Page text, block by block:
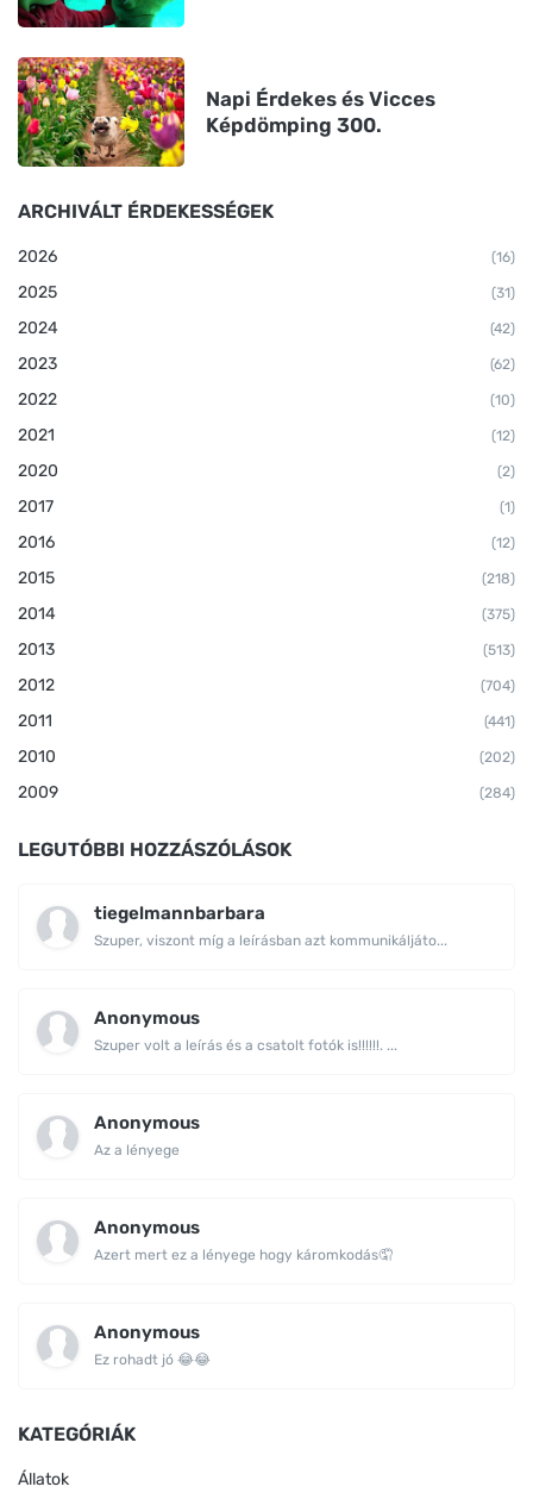
Napi Érdekes és Vicces
Képdömping 300.
ARCHIVÁLT ÉRDEKESSÉGEK
2026 (16)
2025 (31)
2024 (42)
2023 (62)
2022 (10)
2021 (12)
2020 (2)
2017 (1)
2016 (12)
2015 (218)
2014 (375)
2013 (513)
2012 (704)
2011 (441)
2010 (202)
2009 (284)
LEGUTÓBBI HOZZÁSZÓLÁSOK
tiegelmannbarbara
Szuper, viszont míg a leírásban azt kommunikáljáto...
Anonymous
Szuper volt a leírás és a csatolt fotók is!!!!!!. ...
Anonymous
Az a lényege
Anonymous
Azert mert ez a lényege hogy káromkodás🤦
Anonymous
Ez rohadt jó 😂😂
KATEGÓRIÁK
Állatok